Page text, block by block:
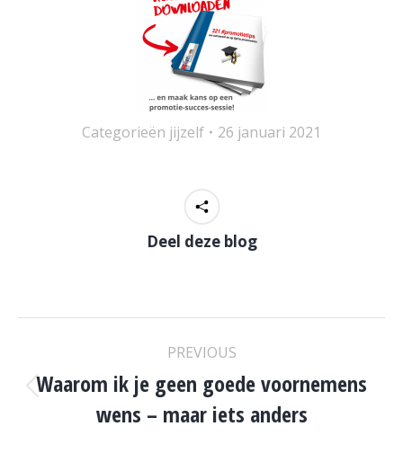
Categorieën jijzelf 26 januari 2021
Deel deze blog
NAVIGATION
PREVIOUS
Previous
post:
Waarom ik je geen goede voornemens
wens – maar iets anders